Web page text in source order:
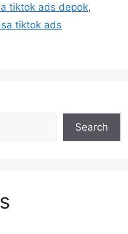
tiktok ads depok,
tiktok ads
Search